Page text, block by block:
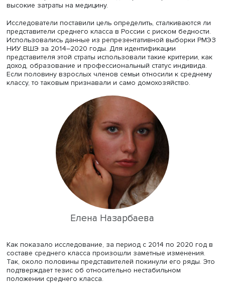
Долгое время российские исследователи задавались
Однако в последние годы фокус исследований
сторону угроз для его стабильности, подчеркнула
Назарбаева.
В частности, исследователи отмечали тенденции,
сокращением численности среднего класса,
положения из-за изменений на рынке труда, роста цен,
увеличения налоговой нагрузки и снижения
общественных благ. Пандемия усилила эти риски,
ним более резкое падение доходов, рост безработицы
высокие затраты на медицину.
Исследователи поставили цель определить,
представители среднего класса в России с риском
Использовались данные из репрезентативной
НИУ ВШЭ за 2014–2020 годы. Для идентификации
представителя этой страты использовали такие
доход, образование и профессиональный статус
Если половину взрослых членов семьи относили к
классу, то таковым признавали и само домохозяйство.